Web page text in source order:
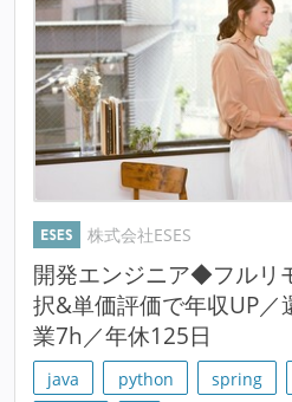
株式会社ESES
開発エンジニア◆フルリ
択&単価評価で年収UP／
業7h／年休125日
java python spring